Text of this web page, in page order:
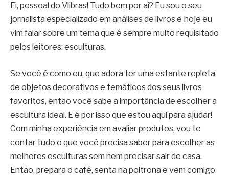
Ei, pessoal do Vlibras! Tudo bem por aí? Eu sou o seu
jornalista especializado em análises de livros e hoje eu
vim falar sobre um tema que é sempre muito requisitado
pelos leitores: esculturas.
Se você é como eu, que adora ter uma estante repleta
de objetos decorativos e temáticos dos seus livros
favoritos, então você sabe a importância de escolher a
escultura ideal. E é por isso que estou aqui para ajudar!
Com minha experiência em avaliar produtos, vou te
contar tudo o que você precisa saber para escolher as
melhores esculturas sem nem precisar sair de casa.
Então, prepara o café, senta na poltrona e vem comigo